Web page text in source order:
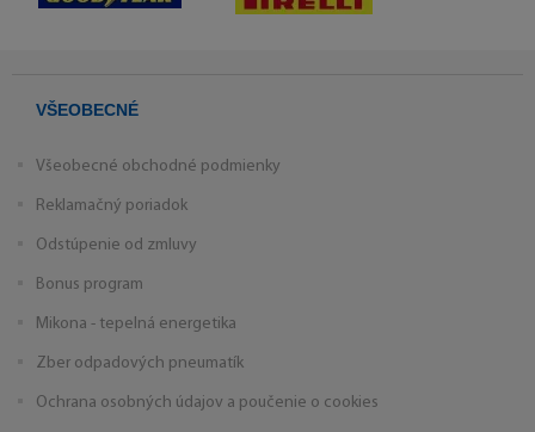
VŠEOBECNÉ
Všeobecné obchodné podmienky
Reklamačný poriadok
Odstúpenie od zmluvy
Bonus program
Mikona - tepelná energetika
Zber odpadových pneumatík
Ochrana osobných údajov a poučenie o cookies